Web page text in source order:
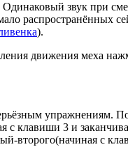
звук при
распространённых
).
движения меха
с клавиши 3 и
второго(начиная с